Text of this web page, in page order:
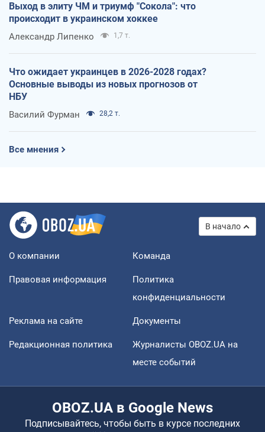
Выход в элиту ЧМ и триумф "Сокола": что
происходит в украинском хоккее
Александр Липенко 1,7 т.
Что ожидает украинцев в 2026-2028 годах?
Основные выводы из новых прогнозов от
НБУ
Василий Фурман 28,2 т.
Все мнения
В начало
О компании Команда
Правовая информация
Политика
конфиденциальности
Реклама на сайте Документы
Редакционная политика
Журналисты OBOZ.UA на
месте событий
OBOZ.UA в Google News
Подписывайтесь, чтобы быть в курсе последних